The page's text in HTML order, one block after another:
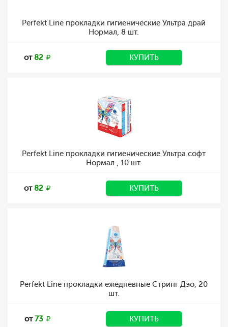
Perfekt Line прокладки гигиенические Ультра драй
Нормал, 8 шт.
от82 КУПИТЬ
Perfekt Line прокладки гигиенические Ультра софт
Нормал , 10 шт.
от82 КУПИТЬ
Perfekt Line прокладки ежедневные Стринг Дэо, 20
шт.
от73 КУПИТЬ